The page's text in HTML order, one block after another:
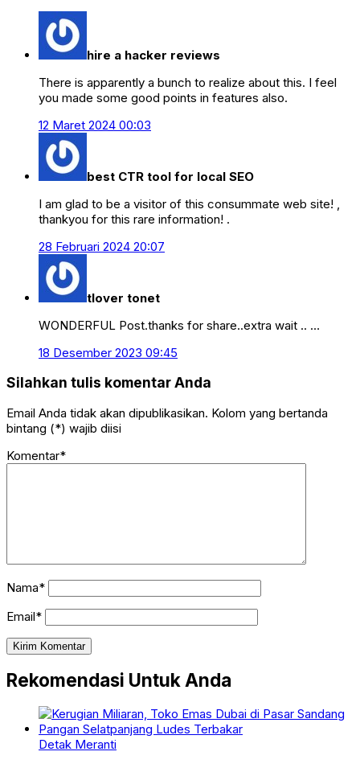
hire a hacker reviews
There is apparently a bunch to realize about this. I feel
you made some good points in features also.
12 Maret 2024 00:03
best CTR tool for local SEO
I am glad to be a visitor of this consummate web site! ,
thankyou for this rare information! .
28 Februari 2024 20:07
tlover tonet
WONDERFUL Post.thanks for share..extra wait .. …
18 Desember 2023 09:45
Silahkan tulis komentar Anda
Email Anda tidak akan dipublikasikan. Kolom yang bertanda
bintang (*) wajib diisi
Komentar*
Nama*
Email*
Rekomendasi Untuk Anda
Detak Meranti